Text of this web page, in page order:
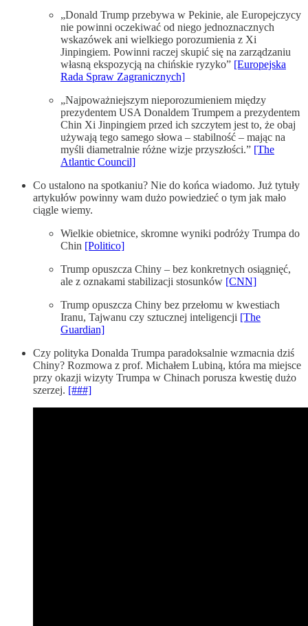
„Donald Trump przebywa w Pekinie, ale Europejczycy
nie powinni oczekiwać od niego jednoznacznych
wskazówek ani wielkiego porozumienia z Xi
Jinpingiem. Powinni raczej skupić się na zarządzaniu
własną ekspozycją na chińskie ryzyko” [Europejska
Rada Spraw Zagranicznych]
„Najpoważniejszym nieporozumieniem między
prezydentem USA Donaldem Trumpem a prezydentem
Chin Xi Jinpingiem przed ich szczytem jest to, że obaj
używają tego samego słowa – stabilność – mając na
myśli diametralnie różne wizje przyszłości.” [The
Atlantic Council]
Co ustalono na spotkaniu? Nie do końca wiadomo. Już tytuły
artykułów powinny wam dużo powiedzieć o tym jak mało
ciągle wiemy.
Wielkie obietnice, skromne wyniki podróży Trumpa do
Chin [Politico]
Trump opuszcza Chiny – bez konkretnych osiągnięć,
ale z oznakami stabilizacji stosunków [CNN]
Trump opuszcza Chiny bez przełomu w kwestiach
Iranu, Tajwanu czy sztucznej inteligencji [The
Guardian]
Czy polityka Donalda Trumpa paradoksalnie wzmacnia dziś
Chiny? Rozmowa z prof. Michałem Lubiną, która ma miejsce
przy okazji wizyty Trumpa w Chinach porusza kwestię dużo
szerzej. [###]